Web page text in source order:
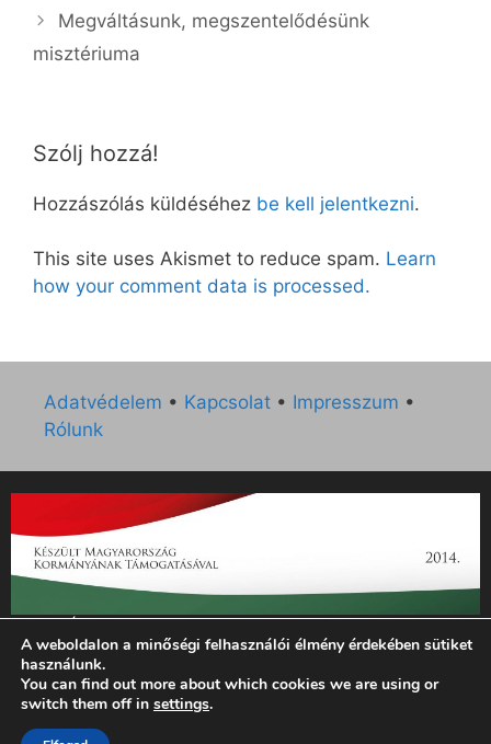
Megváltásunk, megszentelődésünk
misztériuma
Szólj hozzá!
Hozzászólás küldéséhez be kell jelentkezni.
This site uses Akismet to reduce spam. Learn
how your comment data is processed.
Adatvédelem • Kapcsolat • Impresszum •
Rólunk
„Az Új Ember katolikus hetilap 2014. évi működésének
támogatását az EGYH-KCP-14-P-0121 sz. támogatási
szerződés keretében 3 000 000 Ft összegben támogatta az
Emberi Erőforrások Minisztériuma.”
A weboldalon a minőségi felhasználói élmény érdekében sütiket
használunk.
You can find out more about which cookies we are using or
switch them off in settings.